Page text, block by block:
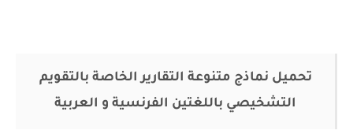
تحميل نماذج متنوعة التقارير الخاصة بالتقويم
التشخيصي باللغتين الفرنسية و العربية